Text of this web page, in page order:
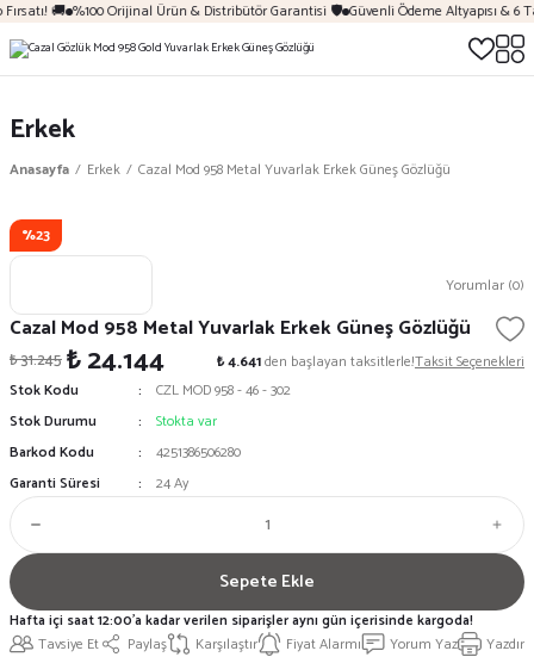
🚚 %100 Orijinal Ürün & Distribütör Garantisi 🛡️ Güvenli Ödeme Altyapısı & 6
Erkek
Anasayfa Erkek Cazal Mod 958 Metal Yuvarlak Erkek Güneş Gözlüğü
%23
Yorumlar (0)
Cazal Mod 958 Metal Yuvarlak Erkek Güneş Gözlüğü
₺ 31.245₺ 24.144 ₺ 4.641den başlayan taksitlerle!Taksit Seçenekleri
Stok Kodu
CZL MOD 958 - 46 - 302
Stok Durumu
Stokta var
Barkod Kodu
4251386506280
Garanti Süresi
24 Ay
Sepete Ekle
Tavsiye Et Paylaş Karşılaştır Fiyat Alarmı Yorum Yaz Yazdır
Hafta içi saat 12:00'a kadar verilen siparişler aynı gün içerisinde kargoda!